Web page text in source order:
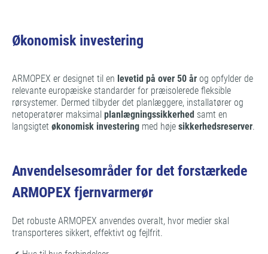
Økonomisk investering
ARMOPEX er designet til en levetid på over 50 år og opfylder de
relevante europæiske standarder for præisolerede fleksible
rørsystemer. Dermed tilbyder det planlæggere, installatører og
netoperatører maksimal planlægningssikkerhed samt en
langsigtet økonomisk investering med høje sikkerhedsreserver.
Anvendelsesområder for det forstærkede
ARMOPEX fjernvarmerør
Det robuste ARMOPEX anvendes overalt, hvor medier skal
transporteres sikkert, effektivt og fejlfrit.